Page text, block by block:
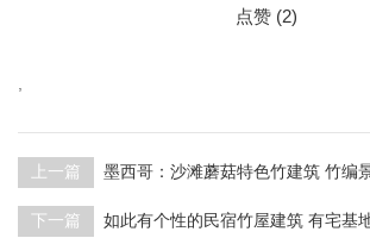
点赞 (2)
上一篇
下一篇